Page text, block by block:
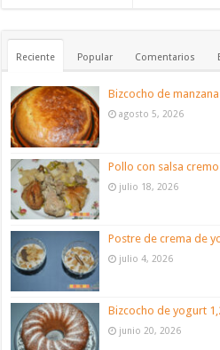
Reciente Popular Comentarios
Bizcocho de
agosto 5, 2026
Pollo con salsa
julio 18, 2026
Postre de crema de
julio 4, 2026
Bizcocho de yogurt
junio 20, 2026